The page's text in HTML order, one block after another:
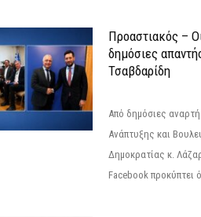
Προαστιακός –
δημόσιες
Τσαβδαρίδη
Από δημόσιες
Ανάπτυξης και
Δημοκρατίας κ.
Facebook προκύπτει